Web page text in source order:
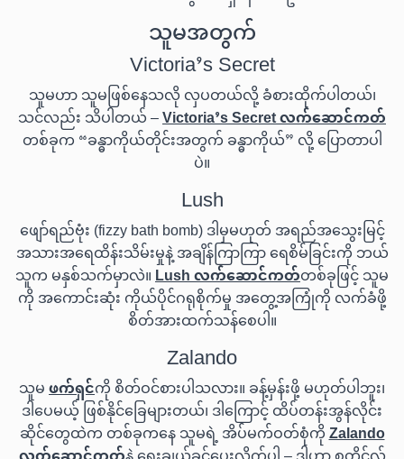
သူမအတွက်
Victoria’s Secret
သူမဟာ သူမဖြစ်နေသလို လှပတယ်လို့ ခံစားထိုက်ပါတယ်၊
သင်လည်း သိပါတယ် –Victoria’s Secret လက်ဆောင်ကတ်
တစ်ခုက “ခန္ဓာကိုယ်တိုင်းအတွက် ခန္ဓာကိုယ်” လို့ ပြောတာပါ
ပဲ။
Lush
ဖျော်ရည်ဗုံး (fizzy bath bomb) ဒါမှမဟုတ် အရည်အသွေးမြင့်
အသားအရေထိန်းသိမ်းမှုနဲ့ အချိန်ကြာကြာ ရေစိမ်ခြင်းကို ဘယ်
သူက မနှစ်သက်မှာလဲ။Lush လက်ဆောင်ကတ်တစ်ခုဖြင့် သူမ
ကို အကောင်းဆုံး ကိုယ်ပိုင်ဂရုစိုက်မှု အတွေ့အကြုံကို လက်ခံဖို့
စိတ်အားထက်သန်စေပါ။
Zalando
သူမဖက်ရှင်ကို စိတ်ဝင်စားပါသလား။ ခန့်မှန်းဖို့ မဟုတ်ပါဘူး၊
ဒါပေမယ့် ဖြစ်နိုင်ခြေများတယ်၊ ဒါကြောင့် ထိပ်တန်းအွန်လိုင်း
ဆိုင်တွေထဲက တစ်ခုကနေ သူမရဲ့ အိပ်မက်ဝတ်စုံကိုZalando